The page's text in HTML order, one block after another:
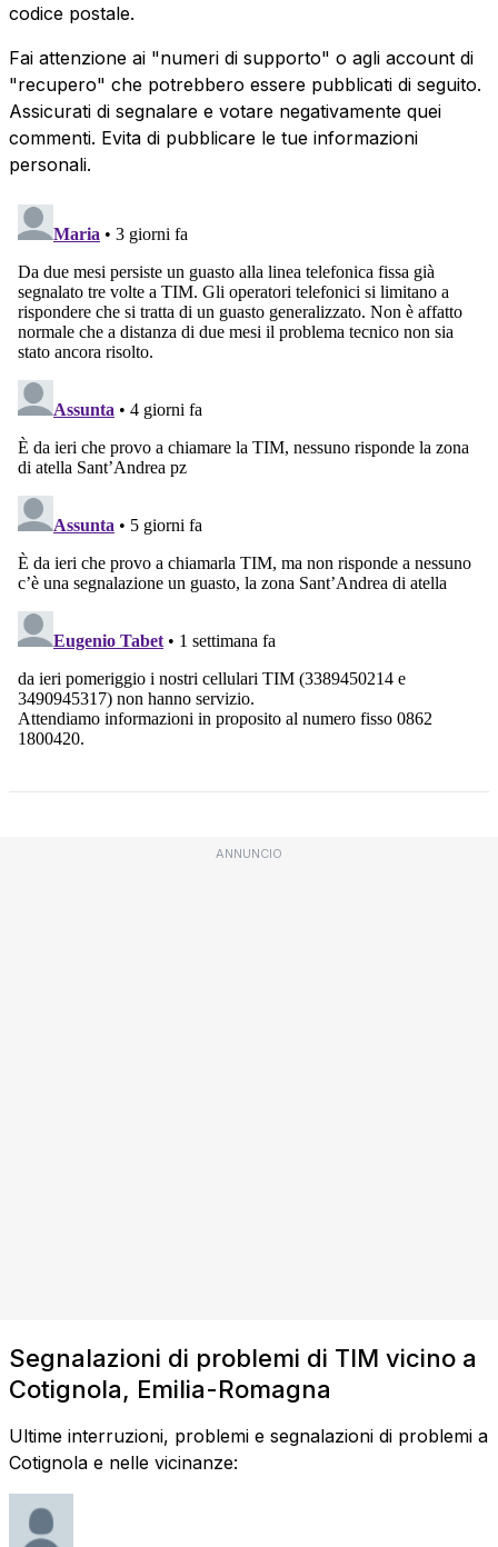
codice postale.
Fai attenzione ai "numeri di supporto" o agli account di
"recupero" che potrebbero essere pubblicati di seguito.
Assicurati di segnalare e votare negativamente quei
commenti. Evita di pubblicare le tue informazioni
personali.
ANNUNCIO
Segnalazioni di problemi di TIM vicino a
Cotignola, Emilia-Romagna
Ultime interruzioni, problemi e segnalazioni di problemi a
Cotignola e nelle vicinanze: